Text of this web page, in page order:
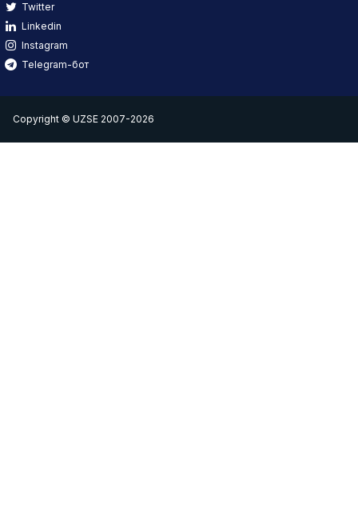
Twitter
Linkedin
Instagram
Telegram-бот
Copyright © UZSE 2007-2026